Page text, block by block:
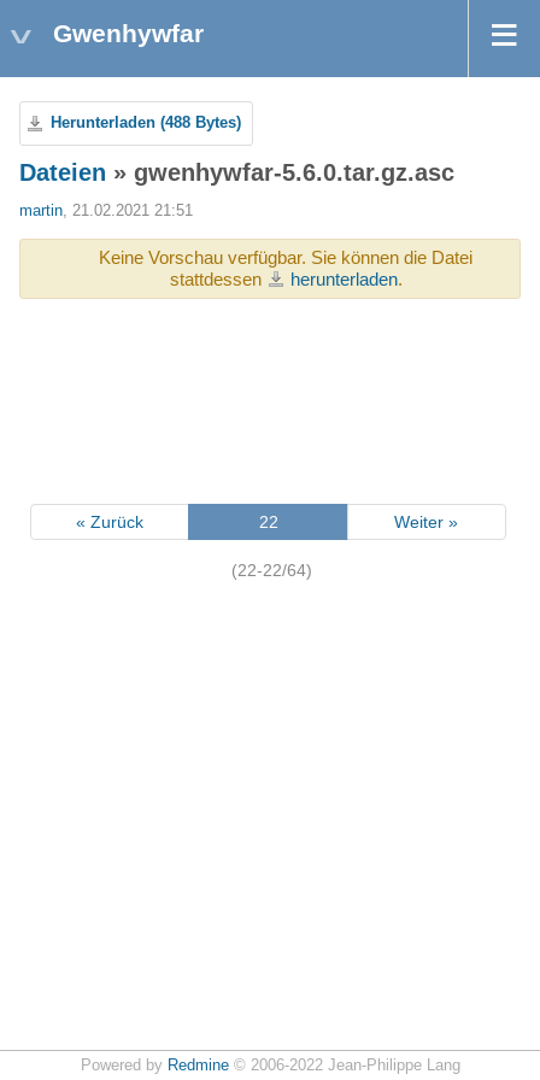
Gwenhywfar
Herunterladen (488 Bytes)
Dateien » gwenhywfar-5.6.0.tar.gz.asc
martin, 21.02.2021 21:51
Keine Vorschau verfügbar. Sie können die Datei
stattdessen
herunterladen.
« Zurück 22 Weiter »
(22-22/64)
Powered by Redmine© 2006-2022 Jean-Philippe Lang